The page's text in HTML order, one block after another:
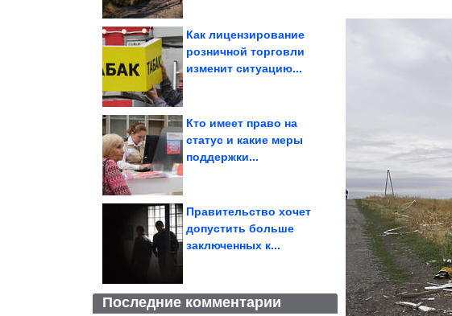
Как лицензирование
розничной торговли
изменит ситуацию...
Кто имеет право на
статус и какие меры
поддержки...
Правительство хочет
допустить больше
заключенных к...
Последние комментарии